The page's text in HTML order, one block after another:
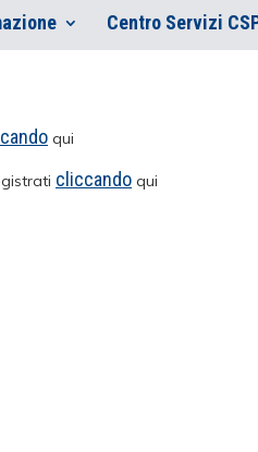
Centro Servizi
qui
cliccando qui